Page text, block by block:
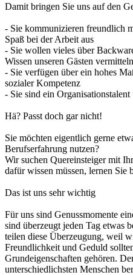
Damit bringen Sie uns auf den
- Sie kommunizieren freundlich
Spaß bei der Arbeit aus
- Sie wollen vieles über
Wissen unseren Gästen vermitteln
- Sie verfügen über ein hohes
sozialer Kompetenz
- Sie sind ein Organisationstalent
Hä? Passt doch gar nicht!
Sie möchten eigentlich gerne
Berufserfahrung nutzen?
Wir suchen Quereinsteiger mit
dafür wissen müssen, lernen Sie
Das ist uns sehr wichtig
Für uns sind Genussmomente
sind überzeugt jeden Tag etwas
teilen diese Überzeugung, weil
Freundlichkeit und Geduld
Grundeigenschaften gehören.
unterschiedlichsten Menschen